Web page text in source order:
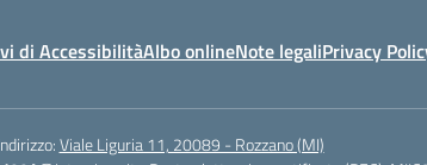
di AccessibilitàAlbo onlineNote legaliPrivacy
Viale Liguria 11, 20089 - Rozzano (MI)